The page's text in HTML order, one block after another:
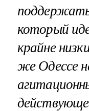
который
крайне
же Одессе